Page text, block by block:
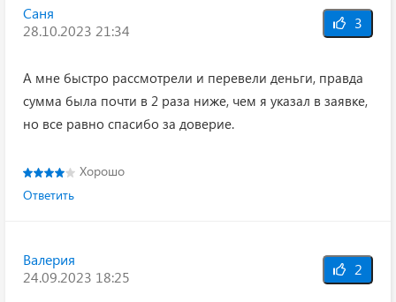
Саня
28.10.2023 21:34
3
А мне быстро рассмотрели и перевели деньги, правда
сумма была почти в 2 раза ниже, чем я указал в заявке,
но все равно спасибо за доверие.
Хорошо
Ответить
Валерия
24.09.2023 18:25
2